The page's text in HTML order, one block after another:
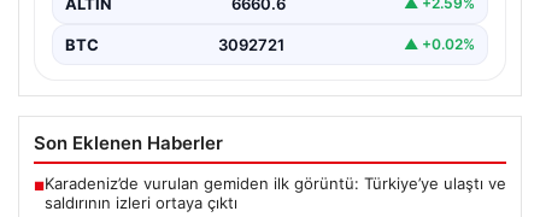
BTC 3092721 ▲ +0.02%
Son Eklenen Haberler
■Karadeniz’de vurulan gemiden ilk görüntü: Türkiye’ye ulaştı ve
saldırının izleri ortaya çıktı